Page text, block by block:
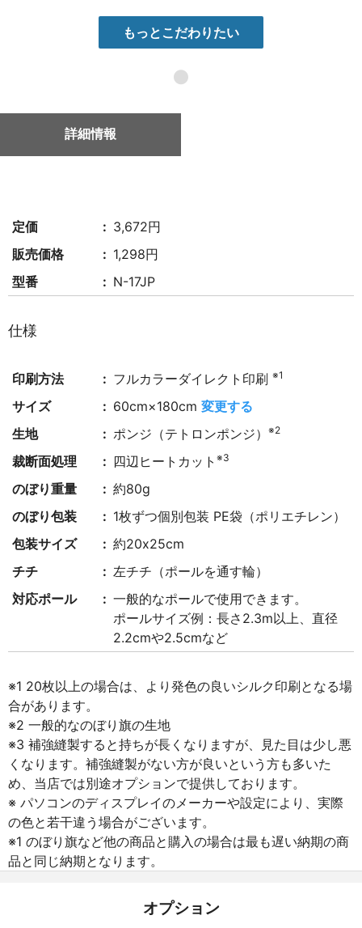
もっとこだわりたい
●
詳細情報
定価
3,672円
販売価格
1,298円
型番
N-17JP
仕様
印刷方法 フルカラーダイレクト印刷※1
サイズ 60cm×180cm変更する
生地
ポンジ（テトロンポンジ）※2
裁断面処理 四辺ヒートカット※3
のぼり重量
約80g
のぼり包装
1枚ずつ個別包装 PE袋（ポリエチレン）
包装サイズ
約20x25cm
チチ
左チチ（ポールを通す輪）
対応ポール
一般的なポールで使用できます。
ポールサイズ例：長さ2.3m以上、直径
2.2cmや2.5cmなど
※1 20枚以上の場合は、より発色の良いシルク印刷となる場
合があります。
※2 一般的なのぼり旗の生地
※3 補強縫製すると持ちが長くなりますが、見た目は少し悪
くなります。補強縫製がない方が良いという方も多いた
め、当店では別途オプションで提供しております。
※ パソコンのディスプレイのメーカーや設定により、実際
の色と若干違う場合がございます。
※1 のぼり旗など他の商品と購入の場合は最も遅い納期の商
品と同じ納期となります。
オプション